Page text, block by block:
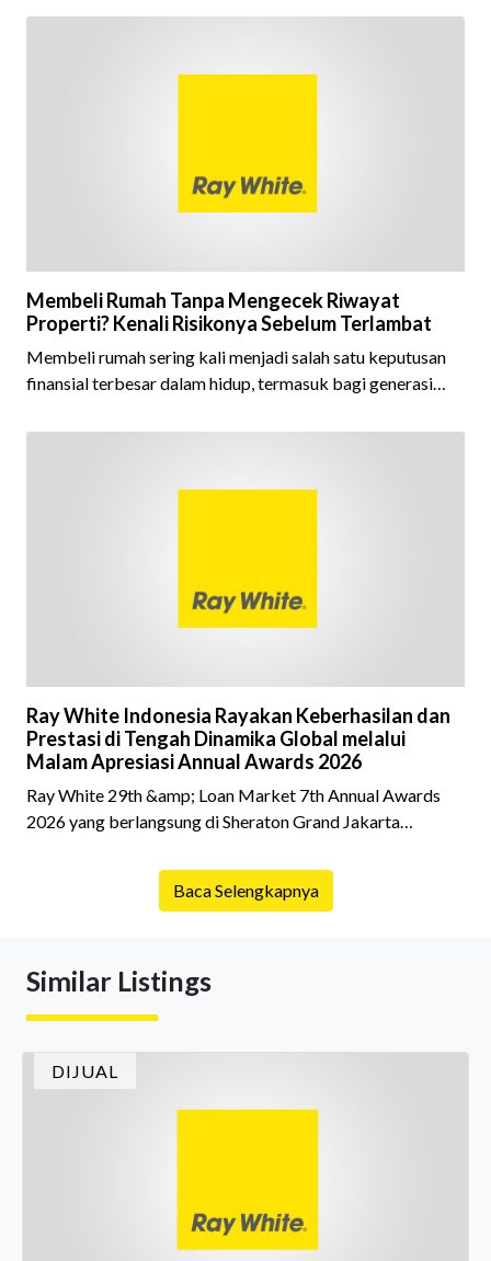
ini menjadi semakin istimewa karena Ray White Indonesia
tahun berturut-turut, sebuah bukti nyata atas konsistensi,
Membeli Rumah Tanpa Mengecek Riwayat
Properti? Kenali Risikonya Sebelum Terlambat
Membeli rumah sering kali menjadi salah satu keputusan
finansial terbesar dalam hidup, termasuk bagi generasi
kepemilikan hunian maupun investasi properti. Namun
fokus pada harga atau lokasi tanpa memperhatikan
Ray White Indonesia Rayakan Keberhasilan dan
Prestasi di Tengah Dinamika Global melalui
Malam Apresiasi Annual Awards 2026
Ray White 29th &amp; Loan Market 7th Annual Awards
2026 yang berlangsung di Sheraton Grand Jakarta
istimewa bagi para pelaku industri properti dan keuangan.
Lebih dari 400 marketing executives dan principals
menghidupkan suasana, acara ini dihadiri oleh Country
Baca Selengkapnya
Similar Listings
DIJUAL